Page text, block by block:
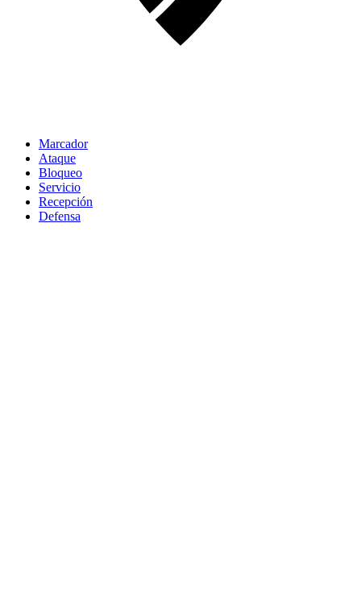
Marcador
Ataque
Bloqueo
Servicio
Recepción
Defensa